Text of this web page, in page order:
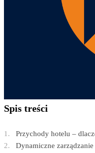
Spis treści
Przychody hotelu –
Dynamiczne